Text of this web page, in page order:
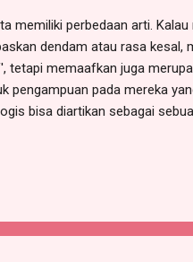
memiliki perbedaan arti.
dendam atau rasa kesal,
tetapi memaafkan juga
pengampuan pada mereka
bisa diartikan sebagai
dalam mengampuni, yaitu
baik dengan orang yang
kualitas pengampunan